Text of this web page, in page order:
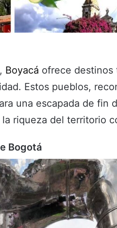
Boyacá ofrece destinos
Estos pueblos,
una escapada de fin
riqueza del territorio
Bogotá